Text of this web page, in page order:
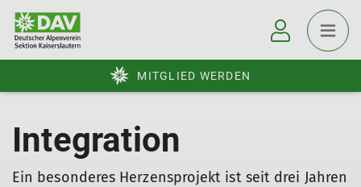
MITGLIED WERDEN
Integration
Ein besonderes Herzensprojekt ist seit drei Jahren